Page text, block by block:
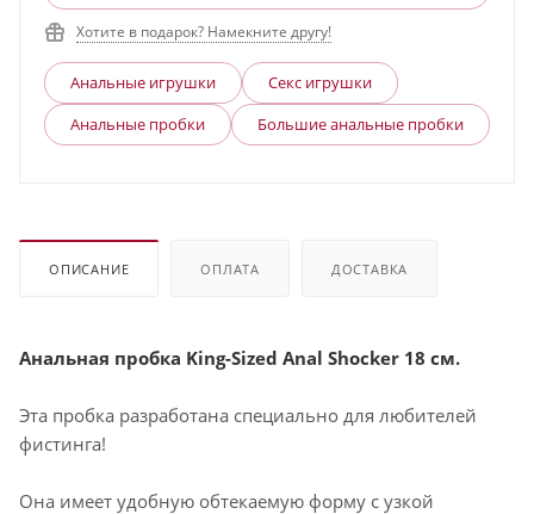
Хотите в подарок? Намекните другу!
Анальные игрушки
Секс игрушки
Анальные пробки
Большие анальные пробки
ОПИСАНИЕ ОПЛАТА ДОСТАВКА
Анальная пробка King-Sized Anal Shocker 18 см.
Эта пробка разработана специально для любителей
фистинга!
Она имеет удобную обтекаемую форму с узкой